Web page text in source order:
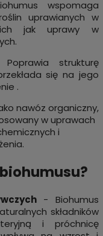
wspomaga
uprawianych w
jak uprawy w
strukturę
się na jego
.
nawóz organiczny,
w uprawach
i
- Biohumus
składników
i próchnicę